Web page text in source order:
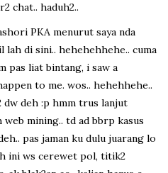
chat.. haduh2..
PKA menurut saya nda
lah di sini.. hehehehhehe.. cuma
pas liat bintang, i saw a
to me. wos.. hehehhehe..
dw deh :p hmm trus lanjut
mining.. td ad bbrp kasus
pas jaman ku dulu juarang lo
ini ws cerewet pol, titik2